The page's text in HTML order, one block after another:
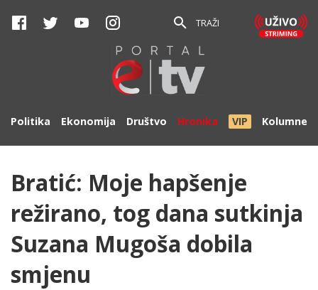
TRAŽI
Politika Ekonomija Društvo Hronika VIP Kolumne
Bratić: Moje hapšenje
režirano, tog dana sutkinja
Suzana Mugoša dobila
smjenu